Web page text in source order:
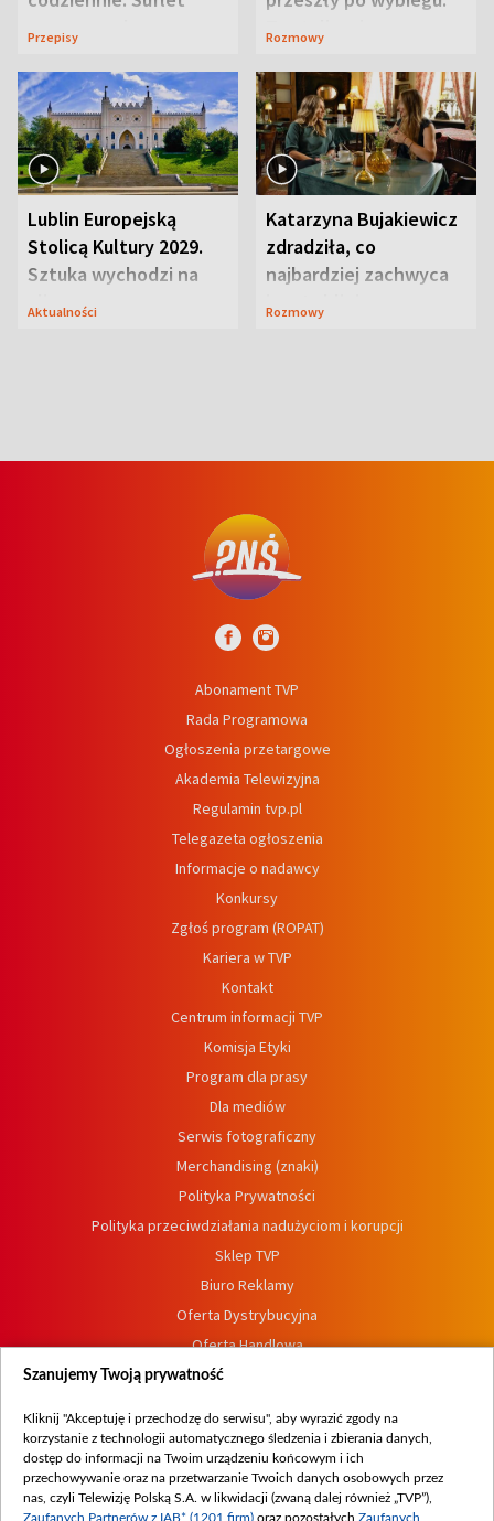
serowy zachwyca
Przepisy
Te stylizacje
Rozmowy
Lublin Europejską
Stolicą Kultury 2029.
Sztuka wychodzi na
ulice
Aktualności
Katarzyna Bujakiewicz
zdradziła, co
najbardziej zachwyca
ją w Lublinie
Rozmowy
Abonament TVP
Rada Programowa
Ogłoszenia przetargowe
Akademia Telewizyjna
Regulamin tvp.pl
Telegazeta ogłoszenia
Informacje o nadawcy
Konkursy
Zgłoś program (ROPAT)
Kariera w TVP
Kontakt
Centrum informacji TVP
Komisja Etyki
Program dla prasy
Dla mediów
Serwis fotograficzny
Merchandising (znaki)
Polityka Prywatności
Polityka przeciwdziałania nadużyciom i korupcji
Sklep TVP
Biuro Reklamy
Oferta Dystrybucyjna
Oferta Handlowa
Dostępność
Procedura zgłoszeń wewnętrznych
Szanujemy Twoją prywatność
Kliknij "Akceptuję i przechodzę do serwisu", aby wyrazić zgody na
korzystanie z technologii automatycznego śledzenia i zbierania danych,
dostęp do informacji na Twoim urządzeniu końcowym i ich
przechowywanie oraz na przetwarzanie Twoich danych osobowych przez
nas, czyli Telewizję Polską S.A. w likwidacji (zwaną dalej również „TVP”),
Zaufanych Partnerów z IAB* (1201 firm) oraz pozostałych Zaufanych